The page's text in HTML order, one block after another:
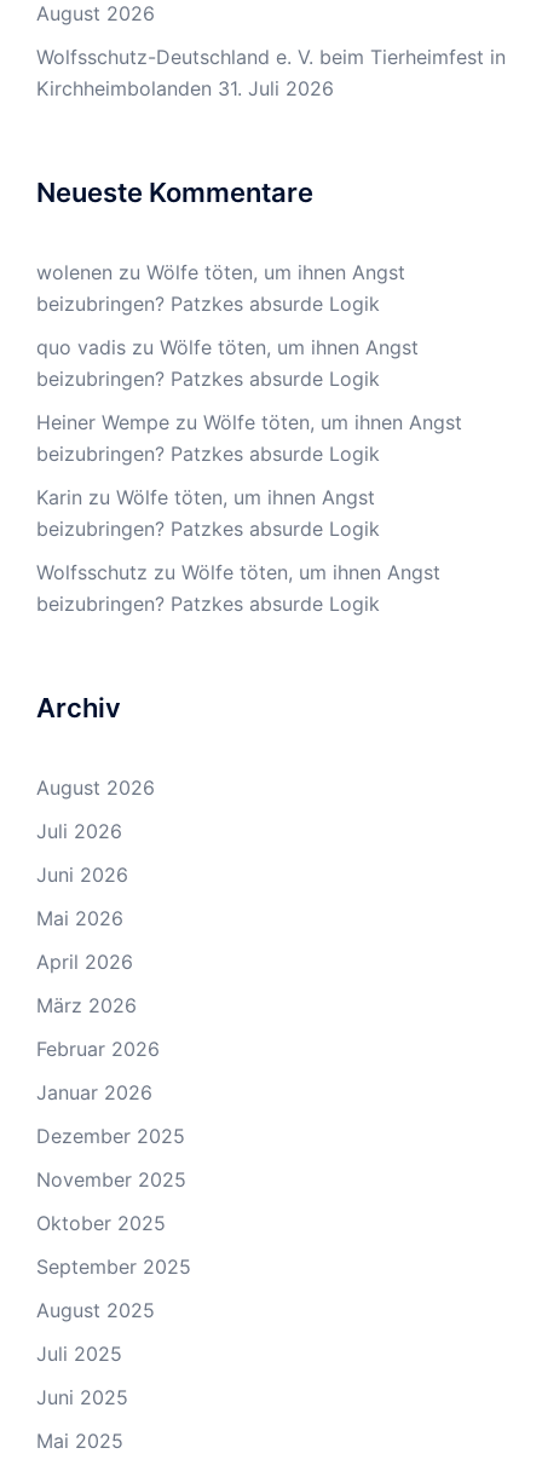
August 2026
Wolfsschutz-Deutschland e. V. beim Tierheimfest in
Kirchheimbolanden 31. Juli 2026
Neueste Kommentare
wolenen zu Wölfe töten, um ihnen Angst
beizubringen? Patzkes absurde Logik
quo vadis zu Wölfe töten, um ihnen Angst
beizubringen? Patzkes absurde Logik
Heiner Wempe zu Wölfe töten, um ihnen Angst
beizubringen? Patzkes absurde Logik
Karin zu Wölfe töten, um ihnen Angst
beizubringen? Patzkes absurde Logik
Wolfsschutz zu Wölfe töten, um ihnen Angst
beizubringen? Patzkes absurde Logik
Archiv
August 2026
Juli 2026
Juni 2026
Mai 2026
April 2026
März 2026
Februar 2026
Januar 2026
Dezember 2025
November 2025
Oktober 2025
September 2025
August 2025
Juli 2025
Juni 2025
Mai 2025